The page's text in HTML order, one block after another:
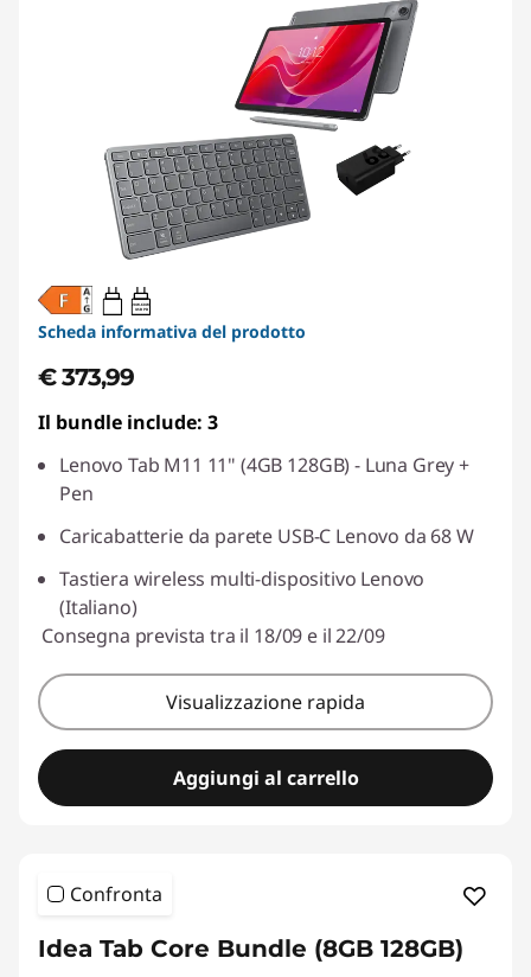
20W-60W
USB PD
Scheda informativa del prodotto
€ 373,99
Il bundle include: 3
Lenovo Tab M11 11" (4GB 128GB) - Luna Grey +
Pen
Caricabatterie da parete USB-C Lenovo da 68 W
Tastiera wireless multi-dispositivo Lenovo
(Italiano)
Consegna prevista tra il 18/09 e il 22/09
Visualizzazione rapida
Aggiungi al carrello
Confronta
Idea Tab Core Bundle (8GB 128GB)